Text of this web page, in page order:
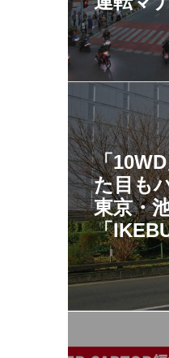
「
た目も
東京・
「